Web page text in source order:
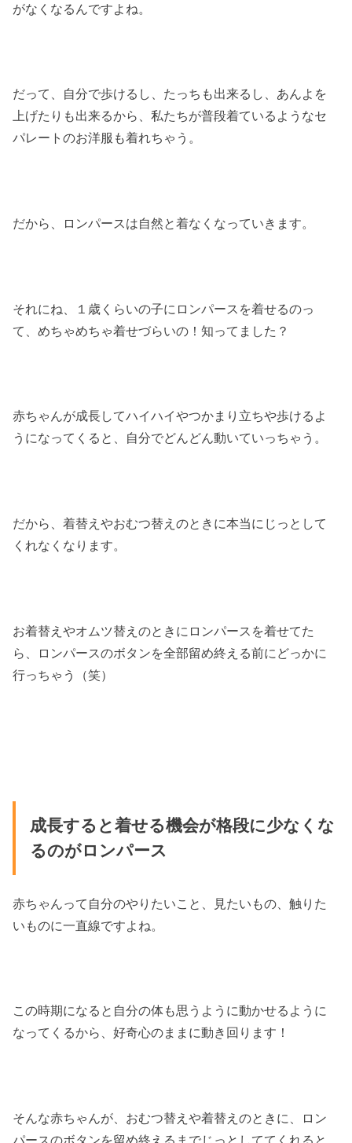
がなくなるんですよね。
だって、自分で歩けるし、たっちも出来るし、あんよを
上げたりも出来るから、私たちが普段着ているようなセ
パレートのお洋服も着れちゃう。
だから、ロンパースは自然と着なくなっていきます。
それにね、１歳くらいの子にロンパースを着せるのっ
て、めちゃめちゃ着せづらいの！知ってました？
赤ちゃんが成長してハイハイやつかまり立ちや歩けるよ
うになってくると、自分でどんどん動いていっちゃう。
だから、着替えやおむつ替えのときに本当にじっとして
くれなくなります。
お着替えやオムツ替えのときにロンパースを着せてた
ら、ロンパースのボタンを全部留め終える前にどっかに
行っちゃう（笑）
成長すると着せる機会が格段に少なくな
るのがロンパース
赤ちゃんって自分のやりたいこと、見たいもの、触りた
いものに一直線ですよね。
この時期になると自分の体も思うように動かせるように
なってくるから、好奇心のままに動き回ります！
そんな赤ちゃんが、おむつ替えや着替えのときに、ロン
パースのボタンを留め終えるまでじっとしててくれると